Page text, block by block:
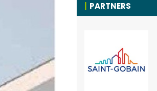
PARTNERS